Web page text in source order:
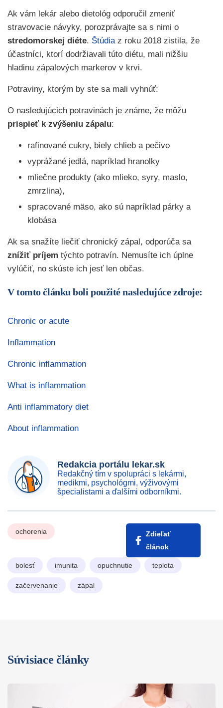
Ak vám lekár alebo dietológ odporučil zmeniť
stravovacie návyky, porozprávajte sa s nimi o
stredomorskej diéte. Štúdia z roku 2018 zistila, že
účastníci, ktorí dodržiavali túto diétu, mali nižšiu
hladinu zápalových markerov v krvi.
Potraviny, ktorým by ste sa mali vyhnúť:
O nasledujúcich potravinách je známe, že môžu
prispieť k zvýšeniu zápalu:
rafinované cukry, biely chlieb a pečivo
vyprážané jedlá, napríklad hranolky
mliečne produkty (ako mlieko, syry, maslo,
zmrzlina),
spracované mäso, ako sú napríklad párky a
klobása
Ak sa snažíte liečiť chronický zápal, odporúča sa
znížiť príjem týchto potravín. Nemusíte ich úplne
vylúčiť, no skúste ich jesť len občas.
V tomto článku boli použité nasledujúce zdroje:
Chronic or acute
Inflammation
Chronic inflammation
What is inflammation
Anti inflammatory diet
About inflammation
Redakcia portálu lekar.sk
Redakčný tím v spolupráci s lekármi,
medikmi, psychológmi, výživovými
špecialistami a ďalšími odborníkmi.
ochorenia
Zdieľať
článok
bolesť imunita opuchnutie teplota
začervenanie zápal
Súvisiace články